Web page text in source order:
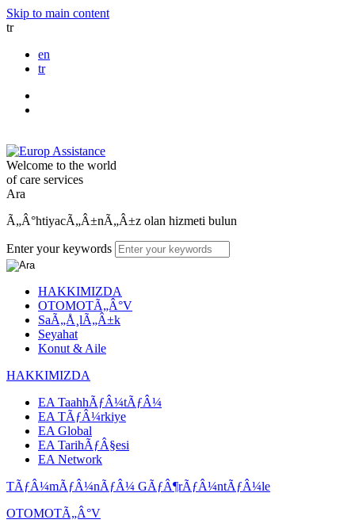
Skip to main content
tr
en
tr
Welcome to the world
of care services
Ara
Ã„Â°htiyacÃ„Â±nÃ„Â±z olan hizmeti bulun
Enter your keywords
HAKKIMIZDA
OTOMOTÃ„Â°V
SaÃ„Å¸lÃ„Â±k
Seyahat
Konut & Aile
HAKKIMIZDA
EA TaahhÃƒÂ¼tÃƒÂ¼
EA TÃƒÂ¼rkiye
EA Global
EA TarihÃƒÂ§esi
EA Network
TÃƒÂ¼mÃƒÂ¼nÃƒÂ¼ GÃƒÂ¶rÃƒÂ¼ntÃƒÂ¼le
OTOMOTÃ„Â°V